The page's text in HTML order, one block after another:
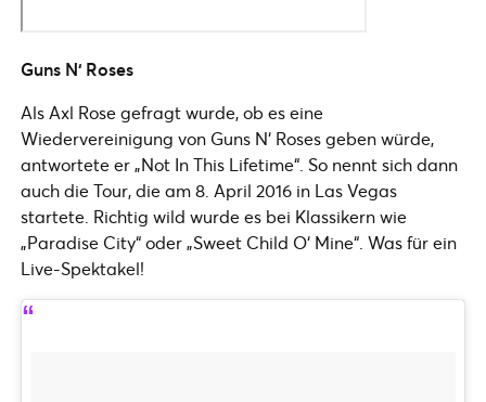
Guns N‘ Roses
Als Axl Rose gefragt wurde, ob es eine
Wiedervereinigung von Guns N‘ Roses geben würde,
antwortete er „Not In This Lifetime“. So nennt sich dann
auch die Tour, die am 8. April 2016 in Las Vegas
startete. Richtig wild wurde es bei Klassikern wie
„Paradise City“ oder „Sweet Child O‘ Mine“. Was für ein
Live-Spektakel!